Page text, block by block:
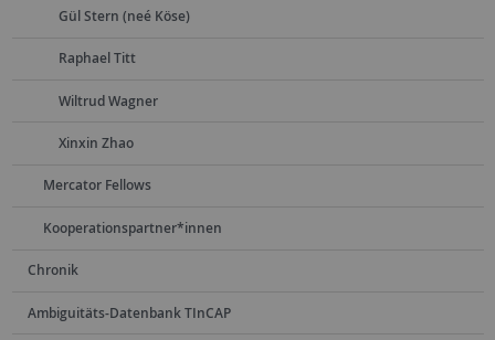
Gül Stern (neé Köse)
Raphael Titt
Wiltrud Wagner
Xinxin Zhao
Mercator Fellows
Kooperationspartner*innen
Chronik
Ambiguitäts-Datenbank TInCAP